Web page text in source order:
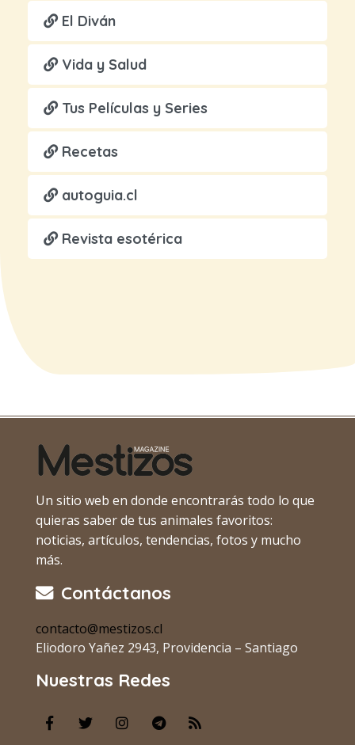
El Diván
Vida y Salud
Tus Películas y Series
Recetas
autoguia.cl
Revista esotérica
Un sitio web en donde encontrarás todo lo que
quieras saber de tus animales favoritos:
noticias, artículos, tendencias, fotos y mucho
más.
Contáctanos
contacto@mestizos.cl
Eliodoro Yañez 2943, Providencia – Santiago
Nuestras Redes